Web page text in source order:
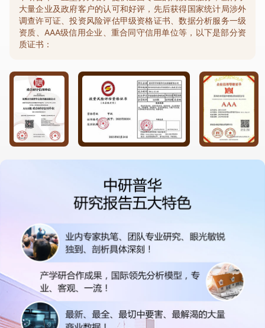
大量企业及政府客户的认可和好评，先后获得国家统计局涉外
调查许可证、投资风险评估甲级资格证书、数据分析服务一级
资质、AAA级信用企业、重合同守信用单位等，以下是部分资
质证书：